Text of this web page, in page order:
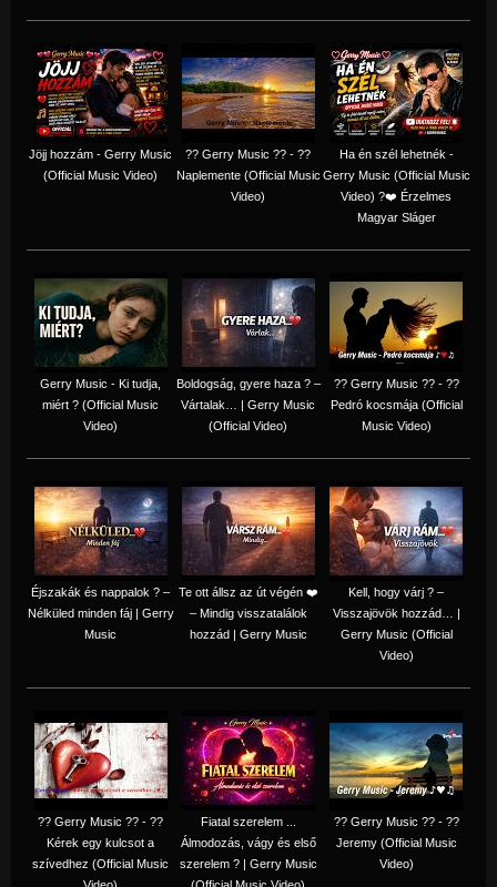
Jöjj hozzám - Gerry Music
(Official Music Video)
?? Gerry Music ?? - ??
Naplemente (Official Music
Video)
Ha én szél lehetnék -
Gerry Music (Official Music
Video) ?️❤️ Érzelmes
Magyar Sláger
Gerry Music - Ki tudja,
miért ? (Official Music
Video)
Boldogság, gyere haza ? –
Vártalak… | Gerry Music
(Official Video)
?? Gerry Music ?? - ??
Pedró kocsmája (Official
Music Video)
Éjszakák és nappalok ? –
Nélküled minden fáj | Gerry
Music
Te ott állsz az út végén ❤️
– Mindig visszatalálok
hozzád | Gerry Music
Kell, hogy várj ? –
Visszajövök hozzád… |
Gerry Music (Official
Video)
?? Gerry Music ?? - ??
Kérek egy kulcsot a
szívedhez (Official Music
Video)
Fiatal szerelem ...
Álmodozás, vágy és első
szerelem ? | Gerry Music
(Official Music Video)
?? Gerry Music ?? - ??
Jeremy (Official Music
Video)